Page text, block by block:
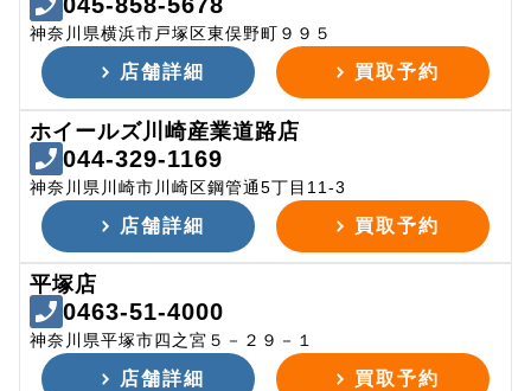
神奈川県横浜市戸塚区東俣野町９９５
店舗詳細 買取予約
ホイールズ川崎産業道路店
044-329-1169
神奈川県川崎市川崎区鋼管通5丁目11-3
店舗詳細 買取予約
平塚店
0463-51-4000
神奈川県平塚市四之宮５－２９－１
店舗詳細 買取予約